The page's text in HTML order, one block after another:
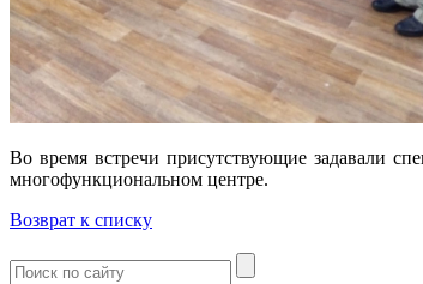
Во время встречи присутствующие задавали
многофункциональном центре.
Возврат к списку